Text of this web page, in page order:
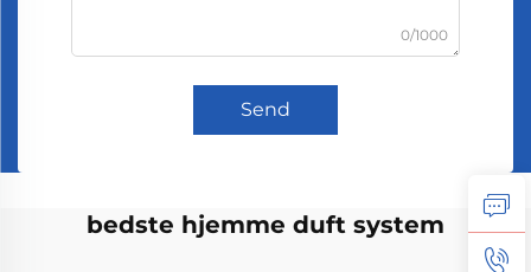
0/1000
Send
bedste hjemme duft system